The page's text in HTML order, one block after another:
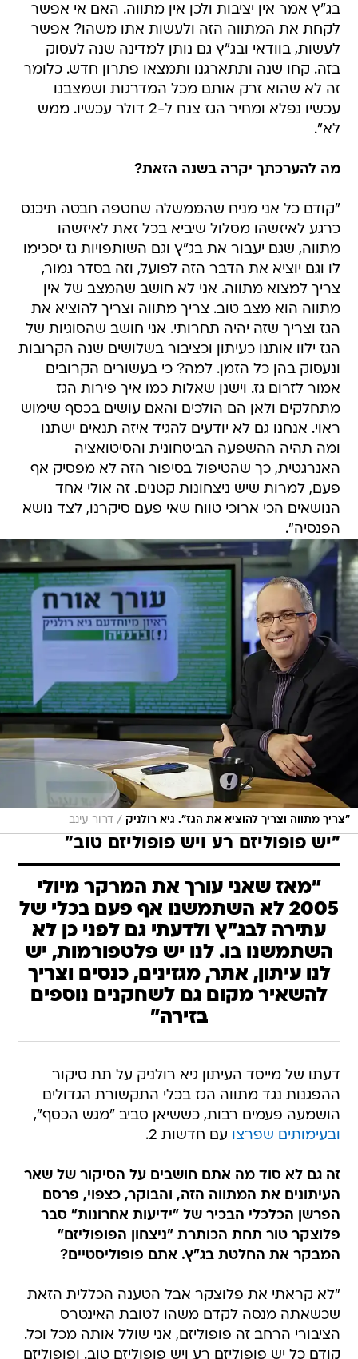
בג"ץ אמר אין יציבות ולכן אין מתווה. האם אי אפשר
לקחת את המתווה הזה ולעשות אתו משהו? אפשר
לעשות, בוודאי ובג"ץ גם נותן למדינה שנה לעסוק
בזה. קחו שנה ותתארגנו ותמצאו פתרון חדש. כלומר
זה לא שהוא זרק אותם מכל המדרגות ושמצבנו
עכשיו נפלא ומחיר הגז צנח ל-2 דולר עכשיו. ממש
לא".
מה להערכתך יקרה בשנה הזאת?
"קודם כל אני מניח שהממשלה שחטפה חבטה תיכנס
כרגע לאיזשהו מסלול שיביא בכל זאת לאיזשהו
מתווה, שגם יעבור את בג"ץ וגם השותפויות גז יסכימו
לו וגם יוציא את הדבר הזה לפועל, וזה בסדר גמור,
צריך למצוא מתווה. אני לא חושב שהמצב של אין
מתווה הוא מצב טוב. צריך מתווה וצריך להוציא את
הגז וצריך שזה יהיה תחרותי. אני חושב שהסוגיות של
הגז ילוו אותנו כעיתון וכציבור בשלושים שנה הקרובות
ונעסוק בהן כל הזמן. למה? כי בעשורים הקרובים
אמור לזרום גז. וישנן שאלות כמו איך פירות הגז
מתחלקים ולאן הם הולכים והאם עושים בכסף שימוש
ראוי. אנחנו גם לא יודעים להגיד איזה תנאים ישתנו
ומה תהיה ההשפעה הביטחונית והסיטואציה
האנרגטית, כך שהטיפול בסיפור הזה לא מפסיק אף
פעם, למרות שיש ניצחונות קטנים. זה אולי אחד
הנושאים הכי ארוכי טווח שאי פעם סיקרנו, לצד נושא
הפנסיה".
"צריך מתווה וצריך להוציא את הגז". גיא רולניק / דרור עינב
"יש פופוליזם רע ויש פופוליזם טוב"
"מאז שאני עורך את המרקר מיולי
2005 לא השתמשנו אף פעם בכלי של
עתירה לבג"ץ ולדעתי גם לפני כן לא
השתמשנו בו. לנו יש פלטפורמות, יש
לנו עיתון, אתר, מגזינים, כנסים וצריך
להשאיר מקום גם לשחקנים נוספים
בזירה"
דעתו של מייסד העיתון גיא רולניק על תת סיקור
ההפגנות נגד מתווה הגז בכלי התקשורת הגדולים
הושמעה פעמים רבות, כששיאן סביב "מגש הכסף",
ובעימותים שפרצו עם חדשות 2.
זה גם לא סוד מה אתם חושבים על הסיקור של שאר
העיתונים את המתווה הזה, והבוקר, כצפוי, פרסם
הפרשן הכלכלי הבכיר של "ידיעות אחרונות" סבר
פלוצקר טור תחת הכותרת "ניצחון הפופוליזם"
המבקר את החלטת בג"ץ. אתם פופוליסטיים?
"לא קראתי את פלוצקר אבל הטענה הכללית הזאת
שכשאתה מנסה לקדם משהו לטובת האינטרס
הציבורי הרחב זה פופוליזם, אני שולל אותה מכל וכל.
קודם כל יש פופוליזם רע ויש פופוליזם טוב. ופופוליזם